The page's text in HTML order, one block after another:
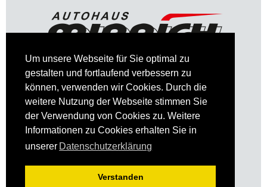
Um unsere Webseite für Sie optimal zu
gestalten und fortlaufend verbessern zu
können, verwenden wir Cookies. Durch die
weitere Nutzung der Webseite stimmen Sie
der Verwendung von Cookies zu. Weitere
Informationen zu Cookies erhalten Sie in
unserer Datenschutzerklärung
Verstanden
Impressum Datenschutz